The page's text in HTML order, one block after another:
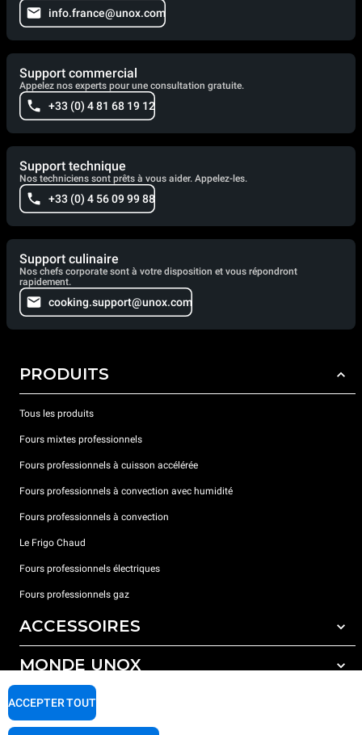
info.france@unox.com
Support commercial
Appelez nos experts pour une consultation gratuite.
+33 (0) 4 81 68 19 12
Support technique
Nos techniciens sont prêts à vous aider. Appelez-les.
+33 (0) 4 56 09 99 88
Support culinaire
Nos chefs corporate sont à votre disposition et vous répondront
rapidement.
cooking.support@unox.com
PRODUITS
Tous les produits
Fours mixtes professionnels
Fours professionnels à cuisson accélérée
Fours professionnels à convection avec humidité
Fours professionnels à convection
Le Frigo Chaud
Fours professionnels électriques
Fours professionnels gaz
ACCESSOIRES
Tous les accessoires
Détergents pour lavage automatique
Détergents pour lavage manuel
MONDE UNOX
Nos bureaux dans le monde
SUPPORT
ACCEPTER TOUT